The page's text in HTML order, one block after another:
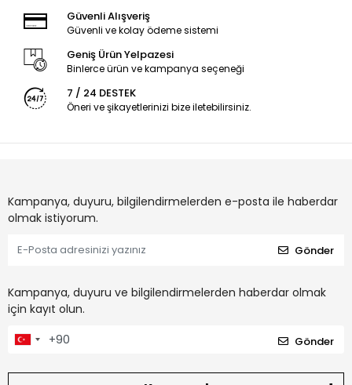
Güvenli Alışveriş
Güvenli ve kolay ödeme sistemi
Geniş Ürün Yelpazesi
Binlerce ürün ve kampanya seçeneği
7 / 24 DESTEK
Öneri ve şikayetlerinizi bize iletebilirsiniz.
Kampanya, duyuru, bilgilendirmelerden e-posta ile haberdar
olmak istiyorum.
Gönder
Kampanya, duyuru ve bilgilendirmelerden haberdar olmak
için kayıt olun.
Gönder